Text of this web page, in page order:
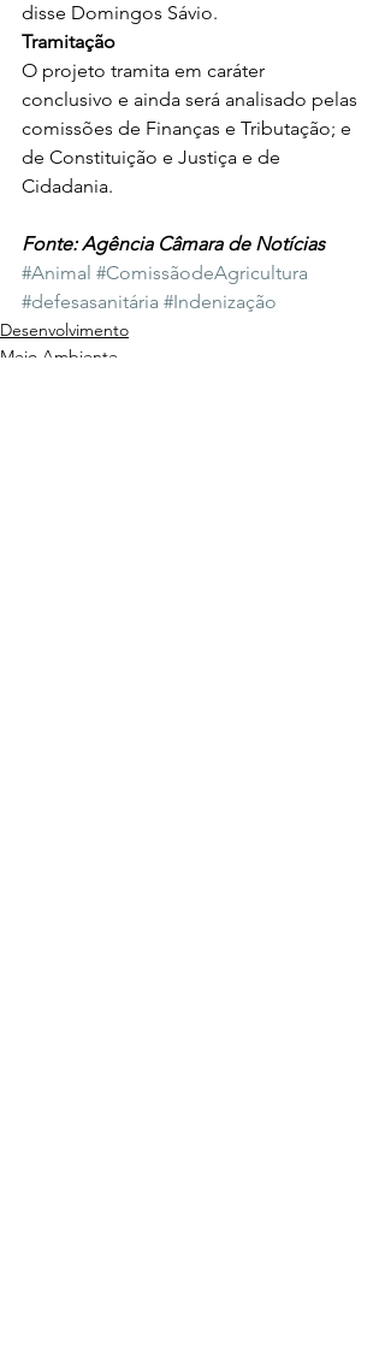
disse Domingos Sávio.
Tramitação
O projeto tramita em caráter
conclusivo e ainda será analisado pelas
comissões de Finanças e Tributação; e
de Constituição e Justiça e de
Cidadania.
Fonte: Agência Câmara de Notícias
#Animal #ComissãodeAgricultura
#defesasanitária #Indenização
Desenvolvimento
Meio Ambiente